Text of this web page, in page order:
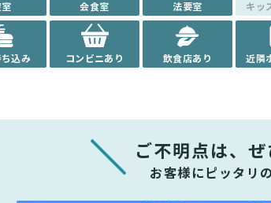
会食室 法要室 キッ
込み コンビニあり 飲食店あり 近隣
ご不明点は、ぜ
お客様にピッタリ